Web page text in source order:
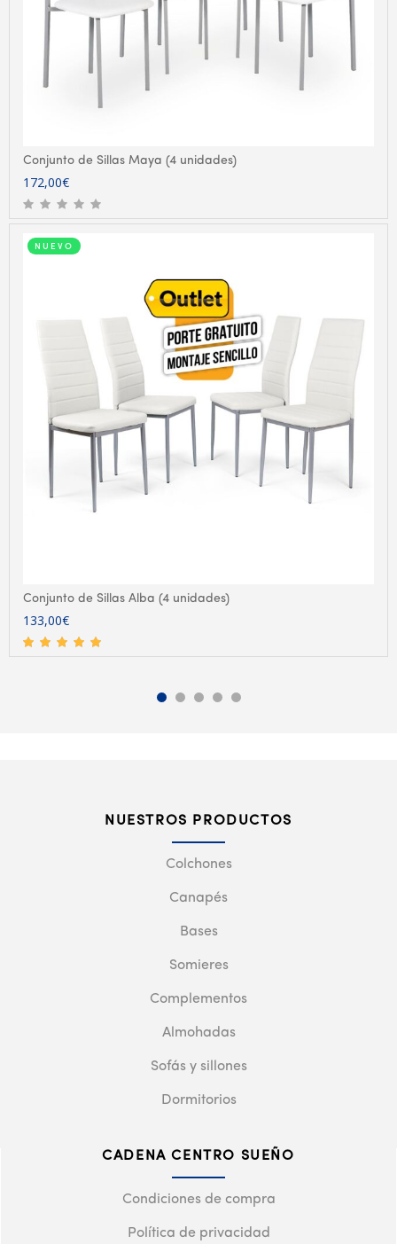
Conjunto de Sillas Maya (4 unidades)
172,00€
NUEVO
Conjunto de Sillas Alba (4 unidades)
133,00€
NUESTROS PRODUCTOS
Colchones
Canapés
Bases
Somieres
Complementos
Almohadas
Sofás y sillones
Dormitorios
CADENA CENTRO SUEÑO
Condiciones de compra
Política de privacidad